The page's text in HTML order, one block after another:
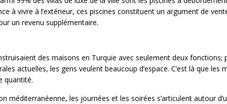
à vivre à l’extérieur, ces piscines constituent un argument de
un revenu supplémentaire.
des maisons en Turquie avec seulement deux
actuelles, les gens veulent beaucoup d’espace. C’est là que
quantité.
méditerranéenne, les journées et les soirées s’articulent autour